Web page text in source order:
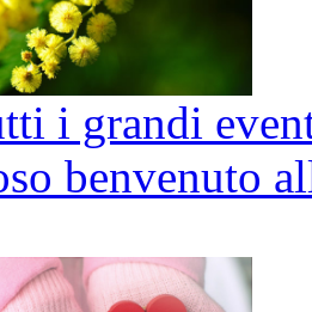
i grandi
benvenuto